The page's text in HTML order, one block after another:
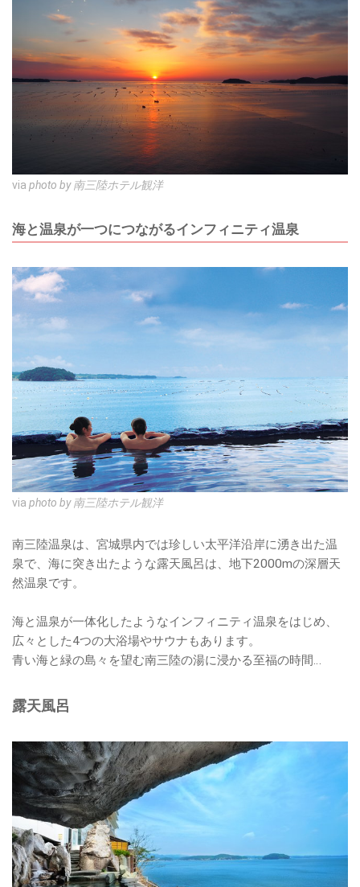
via photo by 南三陸ホテル観洋
海と温泉が一つにつながるインフィニティ温泉
via photo by 南三陸ホテル観洋
南三陸温泉は、宮城県内では珍しい太平洋沿岸に湧き出た温
泉で、海に突き出たような露天風呂は、地下2000mの深層天
然温泉です。
海と温泉が一体化したようなインフィニティ温泉をはじめ、
広々とした4つの大浴場やサウナもあります。
青い海と緑の島々を望む南三陸の湯に浸かる至福の時間…
露天風呂